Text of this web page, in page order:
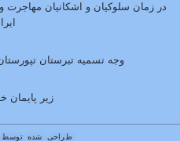
در زمان سلوکیان و اشکانیان
وجه تسمیه تبرستان
زیر پایمان
طراحی شده توسط